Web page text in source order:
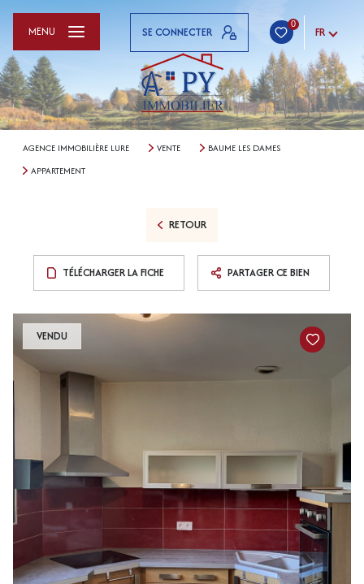
SE CONNECTER
0
FR
MENU
AGENCE IMMOBILIÈRE LURE VENTE
BAUME LES DAMES
APPARTEMENT
RETOUR
TÉLÉCHARGER LA FICHE PARTAGER CE BIEN
VENDU